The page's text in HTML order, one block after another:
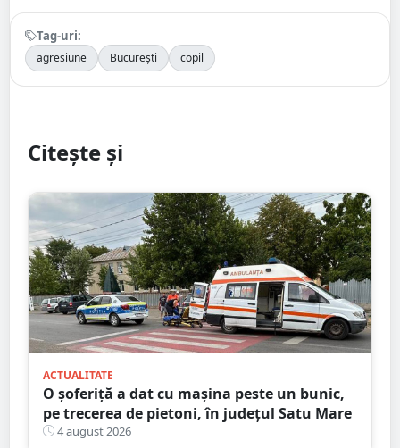
Tag-uri:
agresiune București copil
Citește și
ACTUALITATE
O șoferiță a dat cu mașina peste un bunic,
pe trecerea de pietoni, în județul Satu Mare
4 august 2026